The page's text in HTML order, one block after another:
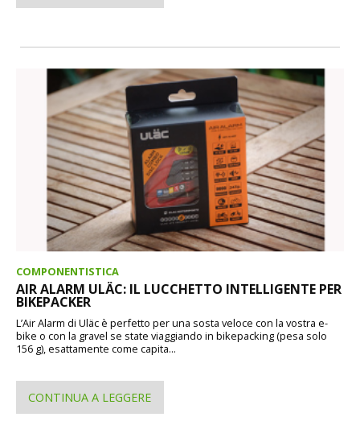
COMPONENTISTICA
AIR ALARM ULÄC: IL LUCCHETTO INTELLIGENTE PER
BIKEPACKER
L’Air Alarm di Uläc è perfetto per una sosta veloce con la vostra e-
bike o con la gravel se state viaggiando in bikepacking (pesa solo
156 g), esattamente come capita...
CONTINUA A LEGGERE